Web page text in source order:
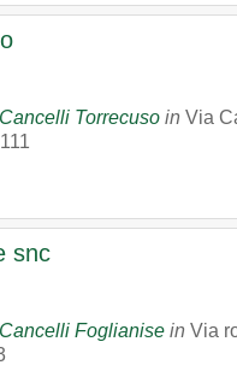
Torrecuso in Via
snc
Foglianise in Via